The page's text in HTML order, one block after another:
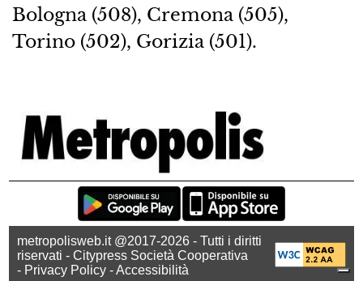
Bologna (508), Cremona (505),
Torino (502), Gorizia (501).
metropolisweb.it @2017-2026 - Tutti i diritti
riservati - Citypress Società Cooperativa
- Privacy Policy -Accessibilità